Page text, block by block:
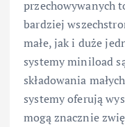
przechowywanych
bardziej
małe, jak i duże
systemy miniload
składowania
systemy oferują
mogą znacznie